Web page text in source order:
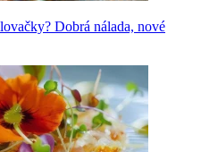
Dobrá nálada, nové